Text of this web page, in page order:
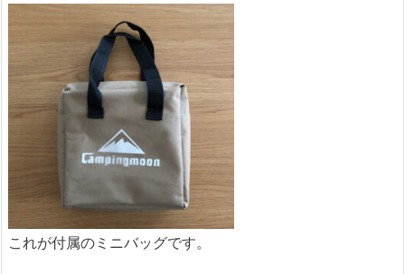
これが付属のミニバッグです。